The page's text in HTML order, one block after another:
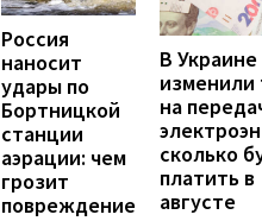
Россия
наносит
удары по
Бортницкой
станции
аэрации: чем
грозит
повреждение
В Украине
на
сколько
платить в
августе